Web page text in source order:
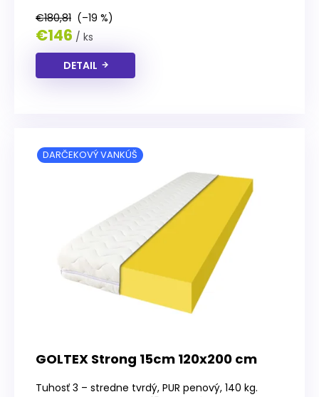
€180,81 (–19 %)
€146 / ks
DETAIL
GOLTEX Strong 15cm 120x200 cm
DARČEKOVÝ VANKÚŠ
Tuhosť 3 – stredne tvrdý, PUR penový, 140 kg.